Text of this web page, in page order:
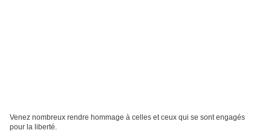
Venez nombreux rendre hommage à celles et ceux qui se sont engagés
pour la liberté.